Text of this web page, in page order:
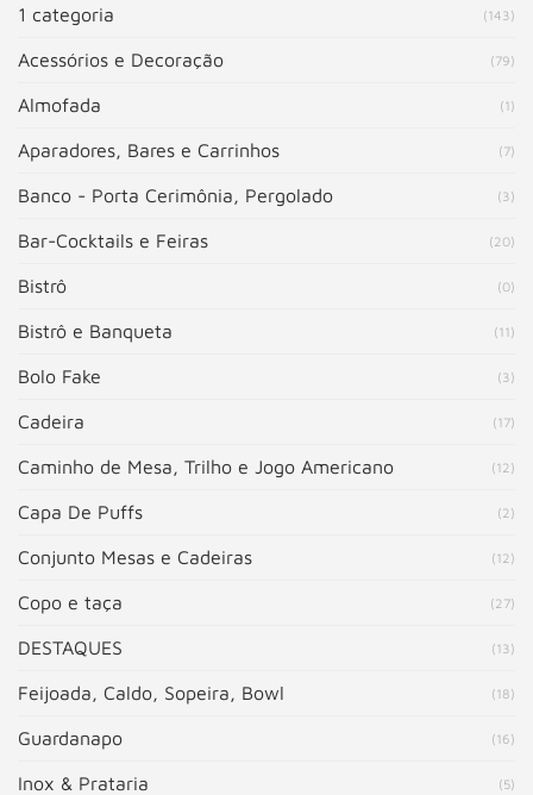
1 categoria (143)
Acessórios e Decoração (79)
Almofada (1)
Aparadores, Bares e Carrinhos (7)
Banco - Porta Cerimônia, Pergolado (3)
Bar-Cocktails e Feiras (20)
Bistrô (0)
Bistrô e Banqueta (11)
Bolo Fake (3)
Cadeira (17)
Caminho de Mesa, Trilho e Jogo Americano (12)
Capa De Puffs (2)
Conjunto Mesas e Cadeiras (12)
Copo e taça (27)
DESTAQUES (13)
Feijoada, Caldo, Sopeira, Bowl (18)
Guardanapo (16)
Inox & Prataria (5)